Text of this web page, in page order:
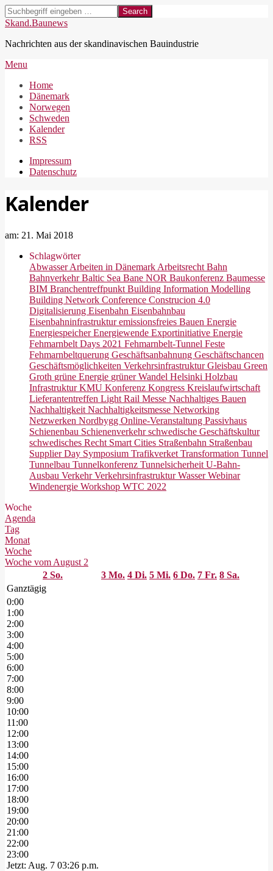
Skip
to
Search
Skand.Baunews
Nachrichten aus der skandinavischen Bauindustrie
Secondary
Menu
Menu
Home
Dänemark
Norwegen
Schweden
Kalender
RSS
Impressum
Datenschutz
Kalender
am: 21. Mai 2018
Schlagwörter
AbwasserArbeiten in Dänemark Arbeitsrecht Bahn
BahnverkehrBaltic Sea Bane NOR Baukonferenz Baumesse
BIM Branchentreffpunkt Building Information Modelling
Building Network Conference Construcion 4.0
Digitalisierung Eisenbahn Eisenbahnbau
Eisenbahninfrastrukturemissionsfreies Bauen Energie
EnergiespeicherEnergiewende Exportinitiative Energie
Fehmarnbelt Days 2021 Fehmarnbelt-Tunnel Feste
Fehmarnbeltquerung Geschäftsanbahnung Geschäftschancen
Geschäftsmöglichkeiten VerkehrsinfrastrukturGleisbau Green
Groth grüne Energie grüner Wandel Helsinki Holzbau
InfrastrukturKMU Konferenz Kongress Kreislaufwirtschaft
Lieferantentreffen Light Rail Messe Nachhaltiges Bauen
Nachhaltigkeit Nachhaltigkeitsmesse Networking
Netzwerken Nordbygg Online-Veranstaltung Passivhaus
Schienenbau Schienenverkehrschwedische Geschäftskultur
schwedisches Recht Smart Cities Straßenbahn Straßenbau
Supplier Day Symposium Trafikverket Transformation Tunnel
Tunnelbau Tunnelkonferenz Tunnelsicherheit U-Bahn-
Ausbau VerkehrVerkehrsinfrastrukturWasserWebinar
Windenergie Workshop WTC 2022
Woche
Agenda
Tag
Monat
Woche
Woche vom August 2
2 So. 3 Mo. 4 Di. 5 Mi. 6 Do. 7 Fr. 8 Sa.
Ganztägig
0:00
1:00
2:00
3:00
4:00
5:00
6:00
7:00
8:00
9:00
10:00
11:00
12:00
13:00
14:00
15:00
16:00
17:00
18:00
19:00
20:00
21:00
22:00
23:00
Jetzt: Aug. 7 03:26 p.m.